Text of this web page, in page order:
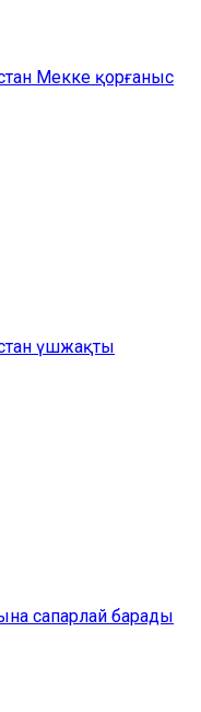
Мекке қорғаныс
үшжақты
сапарлай барады